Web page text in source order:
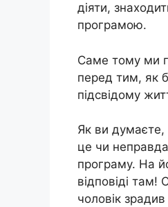
діяти,
програмою.
Саме тому ми
перед тим, як
підсвідому
Як ви
це чи
програму. На
відповіді
чоловік